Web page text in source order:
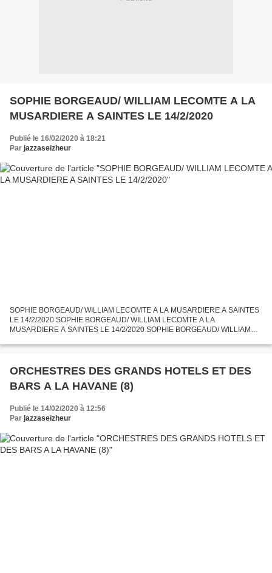
SOPHIE BORGEAUD/ WILLIAM LECOMTE A LA
MUSARDIERE A SAINTES LE 14/2/2020
Publié le 16/02/2020 à 18:21
Par jazzaseizheur
SOPHIE BORGEAUD/ WILLIAM LECOMTE A LA MUSARDIERE A SAINTES
LE 14/2/2020 SOPHIE BORGEAUD/ WILLIAM LECOMTE A LA
MUSARDIERE A SAINTES LE 14/2/2020 SOPHIE BORGEAUD/ WILLIAM
BORGEAUD , chanteuse de blues...
ORCHESTRES DES GRANDS HOTELS ET DES
BARS A LA HAVANE (8)
Publié le 14/02/2020 à 12:56
Par jazzaseizheur